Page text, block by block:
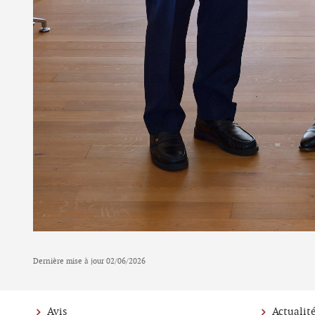
Dernière mise à jour 02/06/2026
Avis